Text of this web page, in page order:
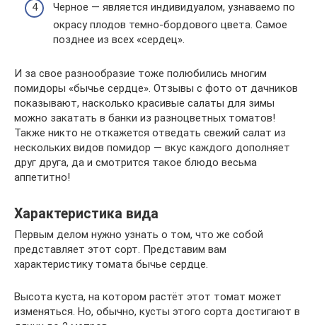
Черное — является индивидуалом, узнаваемо по
окрасу плодов темно-бордового цвета. Самое
позднее из всех «сердец».
И за свое разнообразие тоже полюбились многим
помидоры «бычье сердце». Отзывы с фото от дачников
показывают, насколько красивые салаты для зимы
можно закатать в банки из разноцветных томатов!
Также никто не откажется отведать свежий салат из
нескольких видов помидор — вкус каждого дополняет
друг друга, да и смотрится такое блюдо весьма
аппетитно!
Характеристика вида
Первым делом нужно узнать о том, что же собой
представляет этот сорт. Представим вам
характеристику томата бычье сердце.
Высота куста, на котором растёт этот томат может
изменяться. Но, обычно, кусты этого сорта достигают в